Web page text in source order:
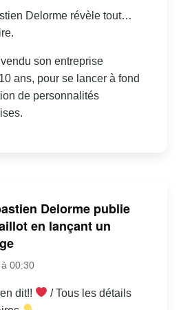
Delorme révèle tout…
son entreprise
ans, pour se lancer à fond
de personnalités
Delorme publie
en lançant un
00:30
dit!!
/ Tous les détails